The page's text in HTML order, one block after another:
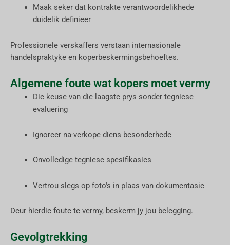
Maak seker dat kontrakte verantwoordelikhede
duidelik definieer
Professionele verskaffers verstaan internasionale
handelspraktyke en koperbeskermingsbehoeftes.
Algemene foute wat kopers moet vermy
Die keuse van die laagste prys sonder tegniese
evaluering
Ignoreer na-verkope diens besonderhede
Onvolledige tegniese spesifikasies
Vertrou slegs op foto's in plaas van dokumentasie
Deur hierdie foute te vermy, beskerm jy jou belegging.
Gevolgtrekking